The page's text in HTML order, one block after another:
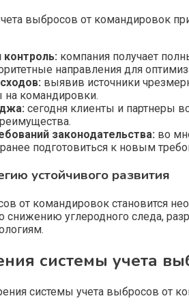
выбросов от командировок
контроль: компания получает
направления для
выявив источники
на командировки.
сегодня клиенты и партнеры
законодательства: во
подготовиться к новым
устойчивого развития
от командировок становится
снижению углеродного следа,
системы учета
системы учета выбросов от